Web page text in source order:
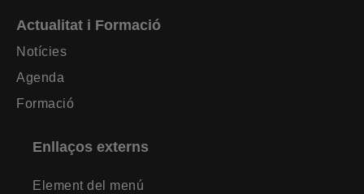
Actualitat i Formació
Notícies
Agenda
Formació
Enllaços externs
Element del menú